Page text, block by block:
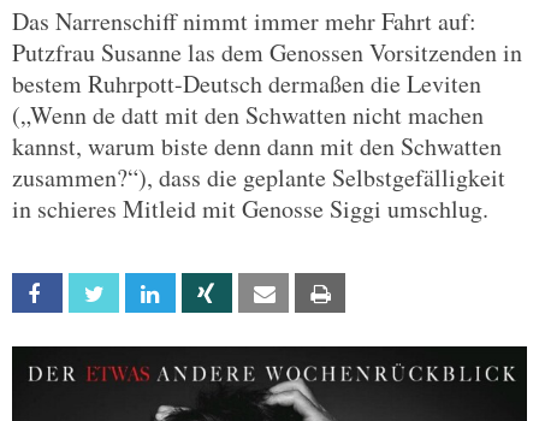
Das Narrenschiff nimmt immer mehr Fahrt auf:
Putzfrau Susanne las dem Genossen Vorsitzenden in
bestem Ruhrpott-Deutsch dermaßen die Leviten
(„Wenn de datt mit den Schwatten nicht machen
kannst, warum biste denn dann mit den Schwatten
zusammen?“), dass die geplante Selbstgefälligkeit
in schieres Mitleid mit Genosse Siggi umschlug.
Facebook Twitter Linkedin Xing Email